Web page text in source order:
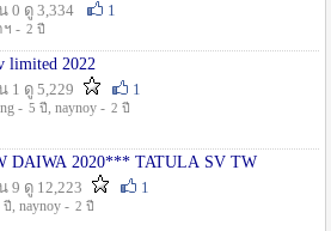
0 ดู 3,334
1
ฯ - 2 ปี
limited 2022
1 ดู 5,229
1
- 5 ปี , naynoy - 2 ปี
***NEW DAIWA 2020*** TATULA SV TW
9 ดู 12,223
1
ปี , naynoy - 2 ปี